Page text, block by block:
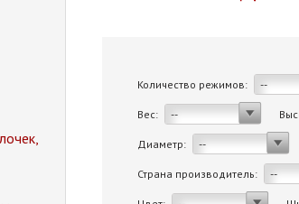
Количество режимов:
--
Вес: --
Диаметр: --
Страна производитель: --